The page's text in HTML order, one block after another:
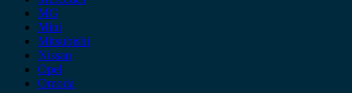
MG
Mini
Mitsubishi
Nissan
Opel
Omoda